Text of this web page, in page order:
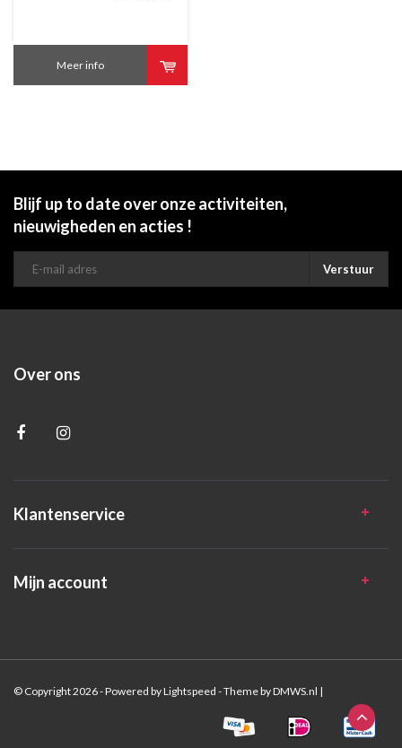
Meer info
Blijf up to date over onze activiteiten,
nieuwigheden en acties !
Verstuur
Over ons
Klantenservice
Mijn account
© Copyright 2026 - Powered byLightspeed - Theme byDMWS.nl |